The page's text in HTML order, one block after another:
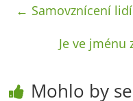
← Samovznícení
Je ve jménu
Mohlo by